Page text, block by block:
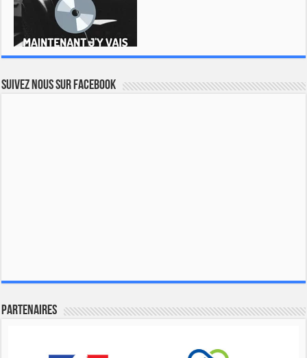
Suivez nous sur Facebook
Partenaires